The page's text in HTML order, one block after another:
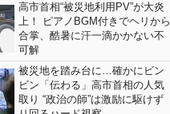
高市首相“被災地利用PV”が大炎
上！ ピアノBGM付きでヘリから
合掌、酷暑に汗一滴かかない不
可解
被災地を踏み台に…確かにビン
ビン「伝わる」高市首相の人気
取り “政治の師”は激励に駆けず